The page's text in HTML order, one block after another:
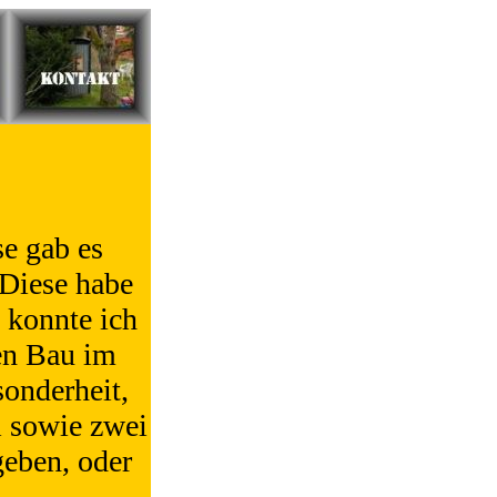
gab es
habe
ich
Bau im
sowie zwei
oder